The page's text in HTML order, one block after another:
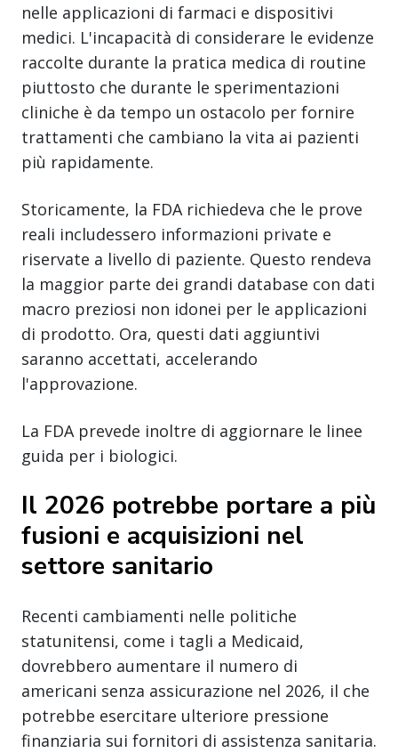
nelle applicazioni di farmaci e dispositivi
medici. L'incapacità di considerare le evidenze
raccolte durante la pratica medica di routine
piuttosto che durante le sperimentazioni
cliniche è da tempo un ostacolo per fornire
trattamenti che cambiano la vita ai pazienti
più rapidamente.
Storicamente, la FDA richiedeva che le prove
reali includessero informazioni private e
riservate a livello di paziente. Questo rendeva
la maggior parte dei grandi database con dati
macro preziosi non idonei per le applicazioni
di prodotto. Ora, questi dati aggiuntivi
saranno accettati, accelerando
l'approvazione.
La FDA prevede inoltre di aggiornare le linee
guida per i biologici.
Il 2026 potrebbe portare a più
fusioni e acquisizioni nel
settore sanitario
Recenti cambiamenti nelle politiche
statunitensi, come i tagli a Medicaid,
dovrebbero aumentare il numero di
americani senza assicurazione nel 2026, il che
potrebbe esercitare ulteriore pressione
finanziaria sui fornitori di assistenza sanitaria.